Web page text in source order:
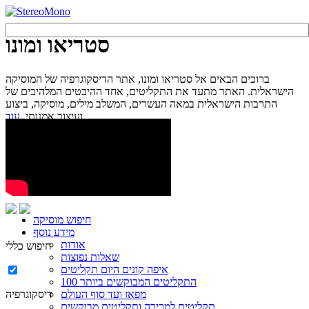
סטריאו ומונו
ברוכים הבאים אל סטריאו ומונו, אתר הדיסקוגרפיה של המוסיקה
הישראלית. האתר מתעד את התקליטים, אחד ההיבטים המלהיבים של
התרבות הישראלית במאה העשרים, המשלב מילים, מוסיקה, ביצוע
ועיצוב אמנותי.עוד...
חיפוש מוסיקה
מידע נוסף
אודות
שאלות נפוצות
איפה קונים היום תקליטים
100 התקליטים המבוקשים ביותר
מפאז ועד סוף העולם
תקליטים למכירה ותקליטים מבוקשים
חיפוש כללי
דיסקוגרפיה